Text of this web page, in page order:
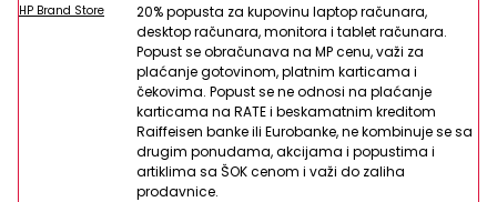
HP Brand Store
20% popusta za kupovinu laptop računara,
desktop računara, monitora i tablet računara.
Popust se obračunava na MP cenu, važi za
plaćanje gotovinom, platnim karticama i
čekovima. Popust se ne odnosi na plaćanje
karticama na RATE i beskamatnim kreditom
Raiffeisen banke ili Eurobanke, ne kombinuje se sa
drugim ponudama, akcijama i popustima i
artiklima sa ŠOK cenom i važi do zaliha
prodavnice.